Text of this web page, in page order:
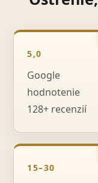
5,0
Google
hodnotenie
128+ recenzií
15–30